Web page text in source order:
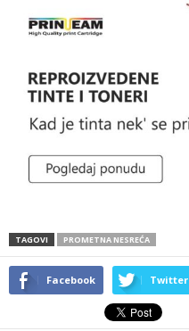
TAGOVI PROMETNA NESREĆA
Facebook Twitter